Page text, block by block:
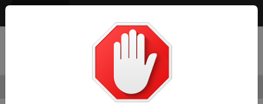
HOSPITAL SAMARITANO HIGIENÓPOLIS